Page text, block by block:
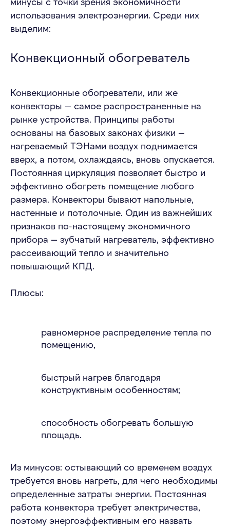
использования электроэнергии. Среди них
выделим:
Конвекционный обогреватель
Конвекционные обогреватели, или же
конвекторы — самое распространенные на
рынке устройства. Принципы работы
основаны на базовых законах физики —
нагреваемый ТЭНами воздух поднимается
вверх, а потом, охлаждаясь, вновь опускается.
Постоянная циркуляция позволяет быстро и
эффективно обогреть помещение любого
размера. Конвекторы бывают напольные,
настенные и потолочные. Один из важнейших
признаков по-настоящему экономичного
прибора — зубчатый нагреватель, эффективно
рассеивающий тепло и значительно
повышающий КПД.
Плюсы:
равномерное распределение тепла по
помещению,
быстрый нагрев благодаря
конструктивным особенностям;
способность обогревать большую
площадь.
Из минусов: остывающий со временем воздух
требуется вновь нагреть, для чего необходимы
определенные затраты энергии. Постоянная
работа конвектора требует электричества,
поэтому энергоэффективным его назвать